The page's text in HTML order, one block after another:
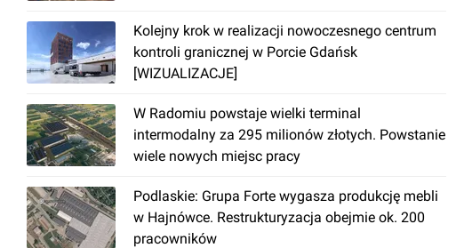
Kolejny krok w realizacji nowoczesnego centrum
kontroli granicznej w Porcie Gdańsk
[WIZUALIZACJE]
W Radomiu powstaje wielki terminal
intermodalny za 295 milionów złotych. Powstanie
wiele nowych miejsc pracy
Podlaskie: Grupa Forte wygasza produkcję mebli
w Hajnówce. Restrukturyzacja obejmie ok. 200
pracowników